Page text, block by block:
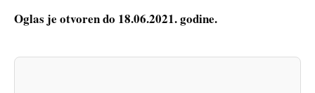
Oglas je otvoren do 18.06.2021. godine.